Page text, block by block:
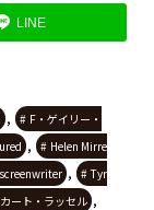
LINE
,
F・ゲイリー・
,
Helen Mirre
screenwriter ,
Tyr
カート・ラッセル ,